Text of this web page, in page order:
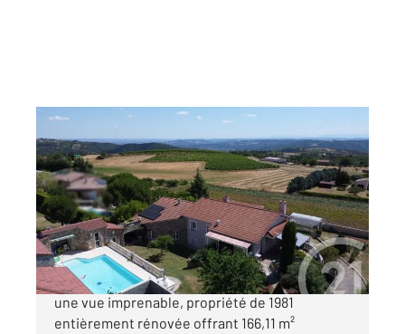
166 m2, 6 pièces
Ref : 5246
Maison à vendre
399 000 €
ARDOIX Dans un environnement calme avec
une vue imprenable, propriété de 1981
entièrement rénovée offrant 166,11 m²